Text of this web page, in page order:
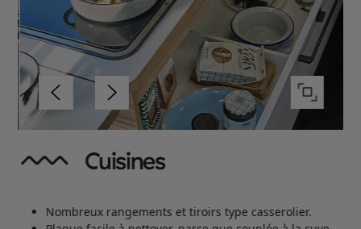
Cuisines
Nombreux rangements et tiroirs type casserolier.